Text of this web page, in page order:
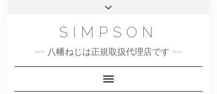
SIMPSON
八幡ねじは正規取扱代理店です
Toggle Navigation